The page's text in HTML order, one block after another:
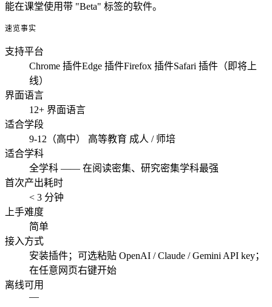
能在课堂使用带 "Beta" 标签的软件。
速览事实
支持平台
Chrome 插件Edge 插件Firefox 插件Safari 插件（即将上
线）
界面语言
12+ 界面语言
适合学段
9-12（高中） 高等教育 成人 / 师培
适合学科
全学科 —— 在阅读密集、研究密集学科最强
首次产出耗时
< 3 分钟
上手难度
简单
接入方式
安装插件；可选粘贴 OpenAI / Claude / Gemini API key；
在任意网页右键开始
离线可用
—